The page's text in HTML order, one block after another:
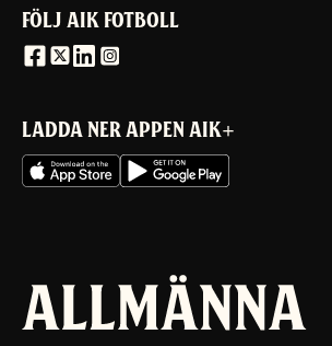
FÖLJ AIK FOTBOLL
LADDA NER APPEN AIK+